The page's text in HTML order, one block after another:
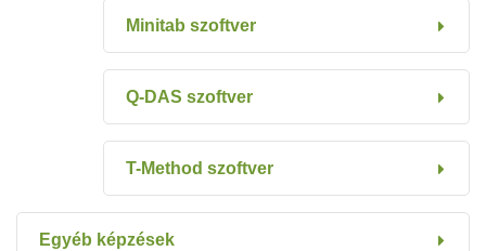
Minitab szoftver
Q-DAS szoftver
T-Method szoftver
Egyéb képzések